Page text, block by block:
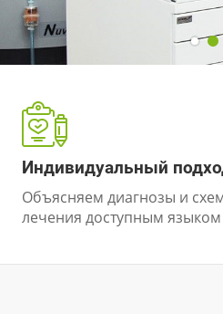
Индивидуальный
Объясняем диагнозы и
лечения доступным языком